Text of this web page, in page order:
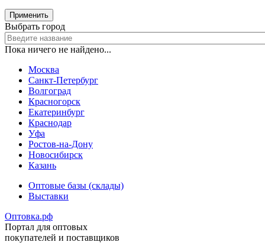
Применить
Выбрать город
Пока ничего не найдено...
Москва
Санкт-Петербург
Волгоград
Красногорск
Екатеринбург
Краснодар
Уфа
Ростов-на-Дону
Новосибирск
Казань
Оптовые базы (склады)
Выставки
Оптовка.рф
Портал для оптовых
покупателей и поставщиков